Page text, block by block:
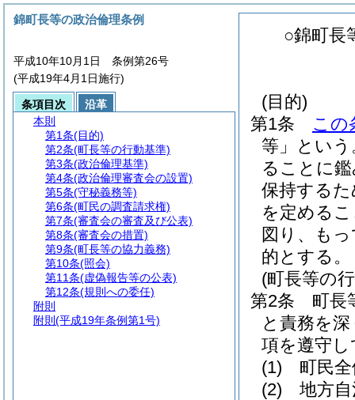
○錦町長
(目的)
第1条
この
等」という
ることに
保持する
を定める
図り、も
的とする。
(町長等の
第2条
町長
と責務を
項を遵守
(1)
町民
(2)
地方
錦町長等の政治倫理条例
平成10年10月1日 条例第26号
(平成19年4月1日施行)
条項目次
沿革
本則
第1条(目的)
第2条(町長等の行動基準)
第3条(政治倫理基準)
第4条(政治倫理審査会の設置)
第5条(守秘義務等)
第6条(町民の調査請求権)
第7条(審査会の審査及び公表)
第8条(審査会の措置)
第9条(町長等の協力義務)
第10条(照会)
第11条(虚偽報告等の公表)
第12条(規則への委任)
附則
附則 (平成19年条例第1号)